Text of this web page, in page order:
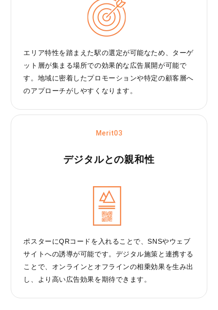
エリア特性を踏まえた駅の選定が可能なため、ターゲ
ット層が集まる場所での効果的な広告展開が可能で
す。地域に密着したプロモーションや特定の顧客層へ
のアプローチがしやすくなります。
Merit03
デジタルとの親和性
ポスターにQRコードを入れることで、SNSやウェブ
サイトへの誘導が可能です。デジタル施策と連携する
ことで、オンラインとオフラインの相乗効果を生み出
し、より高い広告効果を期待できます。